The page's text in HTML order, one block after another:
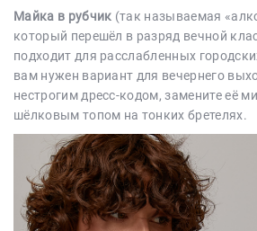
Майка в рубчик (так называемая
который перешёл в разряд вечной
подходит для расслабленных
вам нужен вариант для вечернего
нестрогим дресс-кодом, замените её
шёлковым топом на тонких бретелях.